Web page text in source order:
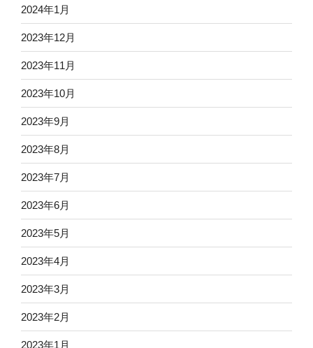
2024年1月
2023年12月
2023年11月
2023年10月
2023年9月
2023年8月
2023年7月
2023年6月
2023年5月
2023年4月
2023年3月
2023年2月
2023年1月